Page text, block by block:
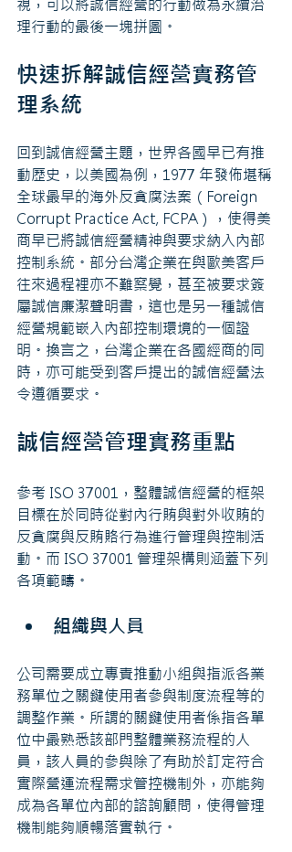
視，可以將誠信經營的行動做為永續治
理行動的最後一塊拼圖。
快速拆解誠信經營實務管
理系統
回到誠信經營主題，世界各國早已有推
動歷史，以美國為例，1977 年發佈堪稱
全球最早的海外反貪腐法案（Foreign
Corrupt Practice Act, FCPA），使得美
商早已將誠信經營精神與要求納入內部
控制系統。部分台灣企業在與歐美客戶
往來過程裡亦不難察覺，甚至被要求簽
屬誠信廉潔聲明書，這也是另一種誠信
經營規範嵌入內部控制環境的一個證
明。換言之，台灣企業在各國經商的同
時，亦可能受到客戶提出的誠信經營法
令遵循要求。
誠信經營管理實務重點
參考 ISO 37001，整體誠信經營的框架
目標在於同時從對內行賄與對外收賄的
反貪腐與反賄賂行為進行管理與控制活
動。而 ISO 37001 管理架構則涵蓋下列
各項範疇。
組織與人員
公司需要成立專責推動小組與指派各業
務單位之關鍵使用者參與制度流程等的
調整作業。所謂的關鍵使用者係指各單
位中最熟悉該部門整體業務流程的人
員，該人員的參與除了有助於訂定符合
實際營運流程需求管控機制外，亦能夠
成為各單位內部的諮詢顧問，使得管理
機制能夠順暢落實執行。